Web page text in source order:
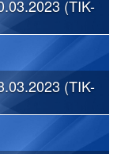
(TIK-
(TIK-